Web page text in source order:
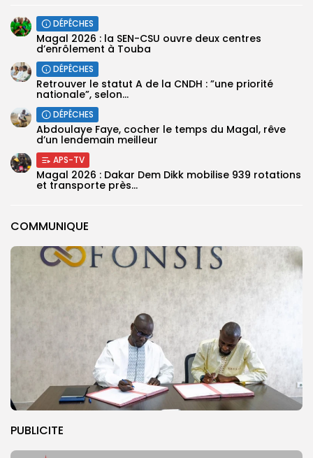
COMMUNIQUE
PUBLICITE
DÉPÊCHES
Magal 2026 : la SEN-CSU ouvre deux centres
d’enrôlement à Touba
DÉPÊCHES
Retrouver le statut A de la CNDH : ”une priorité
nationale”, selon...
DÉPÊCHES
Abdoulaye Faye, cocher le temps du Magal, rêve
d’un lendemain meilleur
APS-TV
Magal 2026 : Dakar Dem Dikk mobilise 939 rotations
et transporte près...